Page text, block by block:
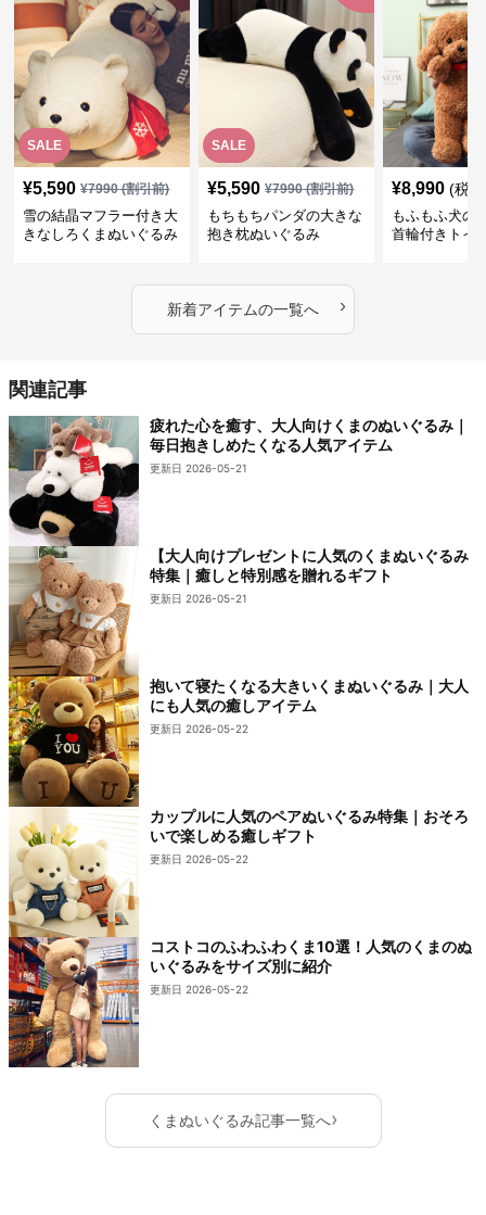
SALE
¥5,590 ¥7990(割引前)
雪の結晶マフラー付き大
きなしろくまぬいぐるみ
SALE
¥5,590 ¥7990(割引前)
もちもちパンダの大きな
抱き枕ぬいぐるみ
¥8,990 (税
もふもふ犬の
首輪付きトイ
新着アイテムの一覧へ ›
関連記事
疲れた心を癒す、大人向けくまのぬいぐるみ｜
毎日抱きしめたくなる人気アイテム
更新日 2026-05-21
【大人向けプレゼントに人気のくまぬいぐるみ
特集｜癒しと特別感を贈れるギフト
更新日 2026-05-21
抱いて寝たくなる大きいくまぬいぐるみ｜大人
にも人気の癒しアイテム
更新日 2026-05-22
カップルに人気のペアぬいぐるみ特集｜おそろ
いで楽しめる癒しギフト
更新日 2026-05-22
コストコのふわふわくま10選！人気のくまのぬ
いぐるみをサイズ別に紹介
更新日 2026-05-22
くまぬいぐるみ記事一覧へ›